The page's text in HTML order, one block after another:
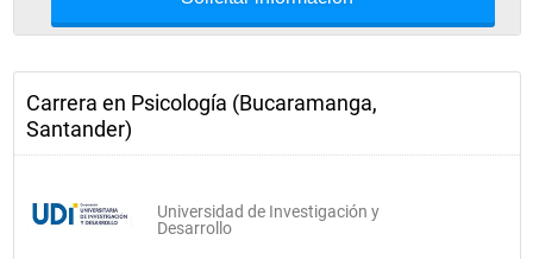
Carrera en Psicología (Bucaramanga,
Santander)
Universidad de Investigación y
Desarrollo